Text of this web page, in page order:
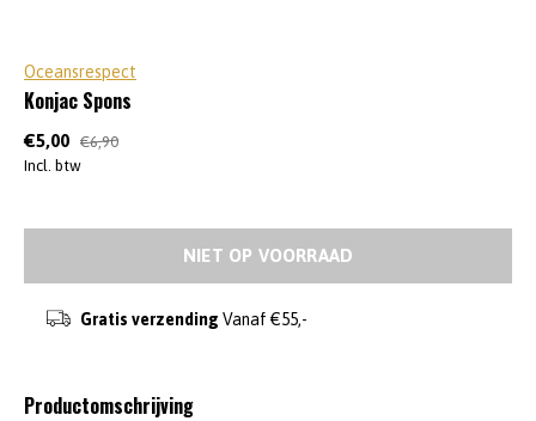
Oceansrespect
Konjac Spons
€5,00 €6,90
Incl. btw
NIET OP VOORRAAD
Gratis verzending Vanaf €55,-
Productomschrijving